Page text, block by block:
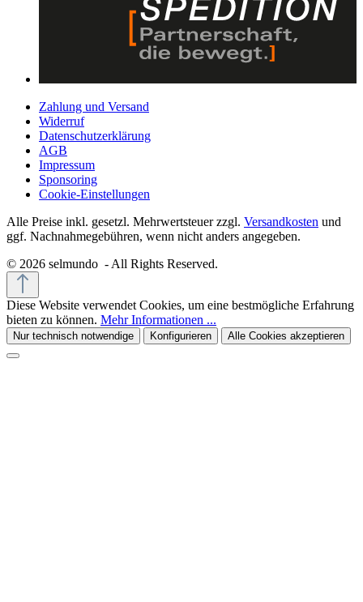
Zahlung und Versand
Widerruf
Datenschutzerklärung
AGB
Impressum
Sponsoring
Cookie-Einstellungen
Alle Preise inkl. gesetzl. Mehrwertsteuer zzgl. Versandkosten und
ggf. Nachnahmegebühren, wenn nicht anders angegeben.
© 2026 selmundo - All Rights Reserved.
Diese Website verwendet Cookies, um eine bestmögliche Erfahrung
bieten zu können. Mehr Informationen ...
Nur technisch notwendige Konfigurieren Alle Cookies akzeptieren